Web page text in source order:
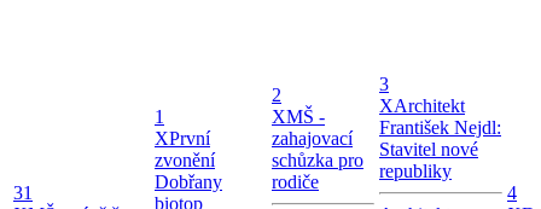
31
1
XPrvní
zvonění
Dobřany
biotop
2
XMŠ -
zahajovací
schůzka pro
rodiče
3
XArchitekt
František Nejdl:
Stavitel nové
republiky
4